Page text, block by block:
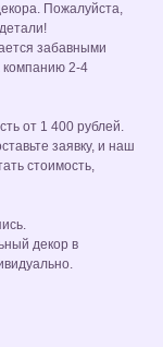
Пожалуйста,
забавными
компанию 2-4
от 1 400 рублей.
заявку, и наш
стоимость,
декор в